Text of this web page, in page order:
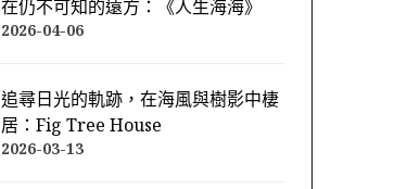
在仍不可知的遠方：《人生海海》
2026-04-06
追尋日光的軌跡，在海風與樹影中棲
居：Fig Tree House
2026-03-13